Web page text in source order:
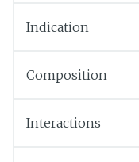
Indication
Composition
Interactions